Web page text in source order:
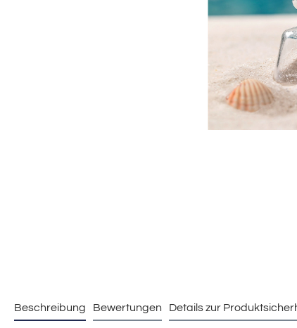
Beschreibung Bewertungen Details zur